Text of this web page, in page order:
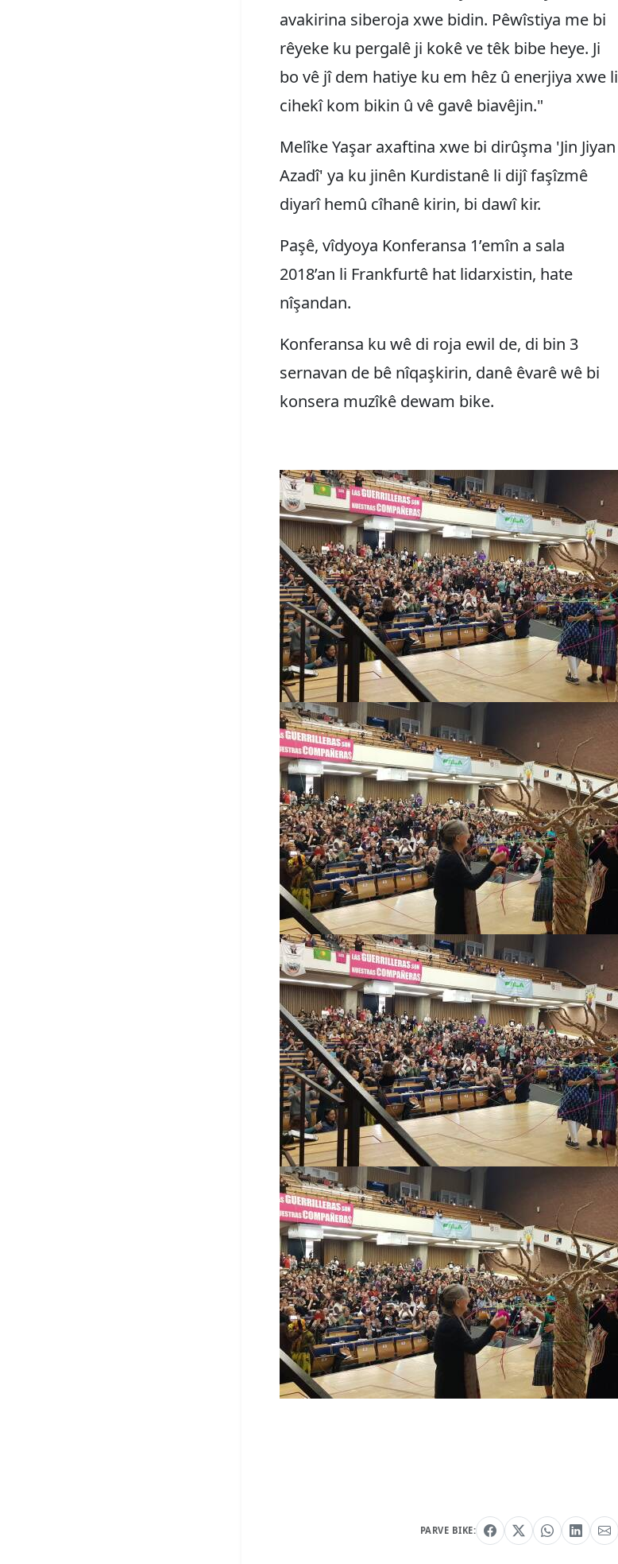
avakirina siberoja xwe bidin. Pêwîstiya me bi
rêyeke ku pergalê ji kokê ve têk bibe heye. Ji
bo vê jî dem hatiye ku em hêz û enerjiya xwe li
cihekî kom bikin û vê gavê biavêjin."
Melîke Yaşar axaftina xwe bi dirûşma 'Jin Jiyan
Azadî' ya ku jinên Kurdistanê li dijî faşîzmê
diyarî hemû cîhanê kirin, bi dawî kir.
Paşê, vîdyoya Konferansa 1’emîn a sala
2018’an li Frankfurtê hat lidarxistin, hate
nîşandan.
Konferansa ku wê di roja ewil de, di bin 3
sernavan de bê nîqaşkirin, danê êvarê wê bi
konsera muzîkê dewam bike.
PARVE BIKE: